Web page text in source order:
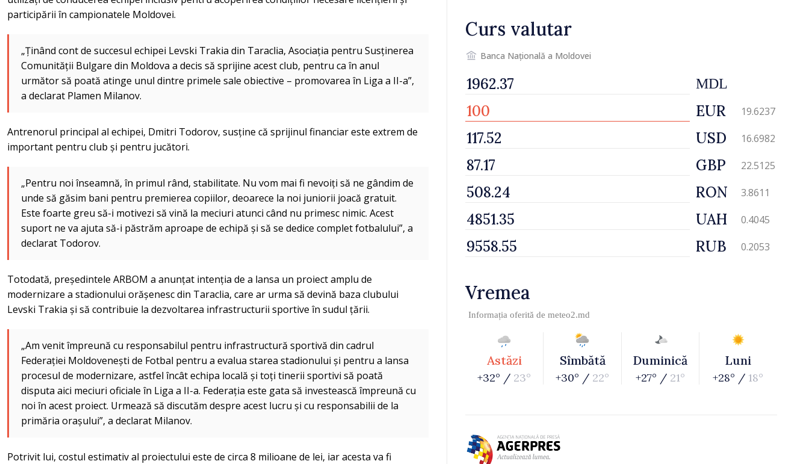
participării în campionatele Moldovei.
„Ținând cont de succesul echipei Levski Trakia din Taraclia, Asociația pentru Susținerea
Comunității Bulgare din Moldova a decis să sprijine acest club, pentru ca în anul
următor să poată atinge unul dintre primele sale obiective – promovarea în Liga a II-a”,
a declarat Plamen Milanov.
Antrenorul principal al echipei, Dmitri Todorov, susține că sprijinul financiar este extrem de
important pentru club și pentru jucători.
„Pentru noi înseamnă, în primul rând, stabilitate. Nu vom mai fi nevoiți să ne gândim de
unde să găsim bani pentru premierea copiilor, deoarece la noi juniorii joacă gratuit.
Este foarte greu să-i motivezi să vină la meciuri atunci când nu primesc nimic. Acest
suport ne va ajuta să-i păstrăm aproape de echipă și să se dedice complet fotbalului”, a
declarat Todorov.
Totodată, președintele ARBOM a anunțat intenția de a lansa un proiect amplu de
modernizare a stadionului orășenesc din Taraclia, care ar urma să devină baza clubului
Levski Trakia și să contribuie la dezvoltarea infrastructurii sportive în sudul țării.
„Am venit împreună cu responsabilul pentru infrastructură sportivă din cadrul
Federației Moldovenești de Fotbal pentru a evalua starea stadionului și pentru a lansa
procesul de modernizare, astfel încât echipa locală și toți tinerii sportivi să poată
disputa aici meciuri oficiale în Liga a II-a. Federația este gata să investească împreună cu
noi în acest proiect. Urmează să discutăm despre acest lucru și cu responsabilii de la
primăria orașului”, a declarat Milanov.
Potrivit lui, costul estimativ al proiectului este de circa 8 milioane de lei, iar acesta va fi
Curs valutar
Banca Națională a Moldovei
MDL
EUR 19.6237
USD 16.6982
GBP 22.5125
RON 3.8611
UAH 0.4045
RUB 0.2053
Vremea
Informația oferită de meteo2.md
Astăzi
+32° / 23°
Sîmbătă
+30° / 22°
Duminică
+27° / 21°
Luni
+28° / 18°